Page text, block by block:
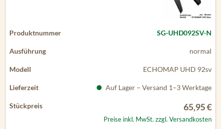
SG-UHD092SV-N
normal
ECHOMAP UHD 92sv
Auf Lager – Versand 1–3 Werktage
65,95 €
Preise inkl. MwSt. zzgl. Versandkosten